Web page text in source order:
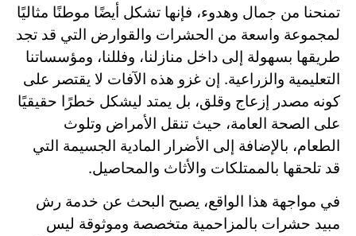
تمنحنا من جمال وهدوء، فإنها تشكل أيضًا موطنًا مثاليًا
لمجموعة واسعة من الحشرات والقوارض التي قد تجد
طريقها بسهولة إلى داخل منازلنا، وفللنا، ومؤسساتنا
التعليمية والزراعية. إن غزو هذه الآفات لا يقتصر على
كونه مصدر إزعاج وقلق، بل يمتد ليشكل خطرًا حقيقيًا
على الصحة العامة، حيث تنقل الأمراض وتلوث
الطعام، بالإضافة إلى الأضرار المادية الجسيمة التي
قد تلحقها بالممتلكات والأثاث والمحاصيل.
في مواجهة هذا الواقع، يصبح البحث عن خدمة رش
مبيد حشرات بالمزاحمية متخصصة وموثوقة ليس